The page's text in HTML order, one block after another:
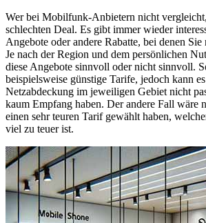
Wer bei Mobilfunk-Anbietern nicht
schlechten Deal. Es gibt immer wieder
Angebote oder andere Rabatte, bei denen
Je nach der Region und dem persönlichen
diese Angebote sinnvoll oder nicht sinnvoll.
beispielsweise günstige Tarife, jedoch kann
Netzabdeckung im jeweiligen Gebiet nicht
kaum Empfang haben. Der andere Fall wäre
einen sehr teuren Tarif gewählt haben,
viel zu teuer ist.